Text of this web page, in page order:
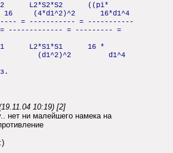
L2*S2*S2 ((pi*
* 16 (4*d1^2)^2 16*d1^4
= ----------- = -----------
------------- = --------- =
L2*S1*S1 16 *
(d1^2)^2 d1^4
10:19) [2]
нет ни малейшего намека на